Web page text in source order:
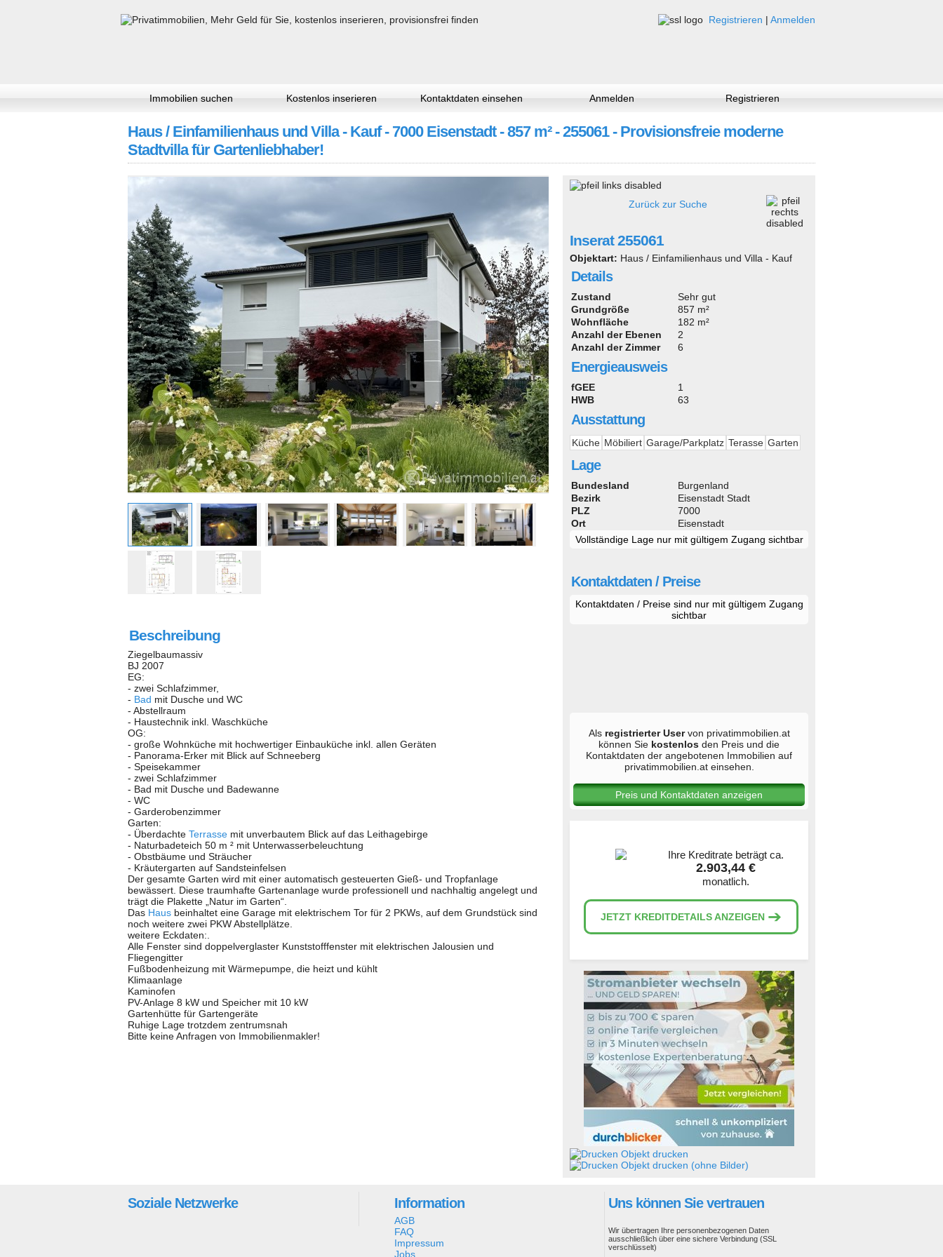
Registrieren | Anmelden
Immobilien suchen Kostenlos inserieren Kontaktdaten einsehen Anmelden Registrieren
Haus / Einfamilienhaus und Villa - Kauf - 7000 Eisenstadt - 857 m² - 255061 - Provisionsfreie moderne
Stadtvilla für Gartenliebhaber!
Beschreibung
Ziegelbaumassiv
BJ 2007
EG:
- zwei Schlafzimmer,
- Bad mit Dusche und WC
- Abstellraum
- Haustechnik inkl. Waschküche
OG:
- große Wohnküche mit hochwertiger Einbauküche inkl. allen Geräten
- Panorama-Erker mit Blick auf Schneeberg
- Speisekammer
- zwei Schlafzimmer
- Bad mit Dusche und Badewanne
- WC
- Garderobenzimmer
Garten:
- Überdachte Terrasse mit unverbautem Blick auf das Leithagebirge
- Naturbadeteich 50 m ² mit Unterwasserbeleuchtung
- Obstbäume und Sträucher
- Kräutergarten auf Sandsteinfelsen
Der gesamte Garten wird mit einer automatisch gesteuerten Gieß- und Tropfanlage
bewässert. Diese traumhafte Gartenanlage wurde professionell und nachhaltig angelegt und
trägt die Plakette „Natur im Garten“.
Das Haus beinhaltet eine Garage mit elektrischem Tor für 2 PKWs, auf dem Grundstück sind
noch weitere zwei PKW Abstellplätze.
weitere Eckdaten:.
Alle Fenster sind doppelverglaster Kunststofffenster mit elektrischen Jalousien und
Fliegengitter
Fußbodenheizung mit Wärmepumpe, die heizt und kühlt
Klimaanlage
Kaminofen
PV-Anlage 8 kW und Speicher mit 10 kW
Gartenhütte für Gartengeräte
Ruhige Lage trotzdem zentrumsnah
Bitte keine Anfragen von Immobilienmakler!
Zurück zur Suche
Inserat 255061
Objektart: Haus / Einfamilienhaus und Villa - Kauf
Details
Zustand
Sehr gut
Grundgröße
857 m²
Wohnfläche
182 m²
Anzahl der Ebenen
2
Anzahl der Zimmer
6
Energieausweis
fGEE
1
HWB
63
Ausstattung
Küche Möbiliert Garage/Parkplatz Terasse Garten
Lage
Bundesland
Burgenland
Bezirk
Eisenstadt Stadt
PLZ
7000
Ort
Eisenstadt
Vollständige Lage nur mit gültigem Zugang sichtbar
Kontaktdaten / Preise
Kontaktdaten / Preise sind nur mit gültigem Zugang
sichtbar
Als registrierter Uservon privatimmobilien.at
können Sie kostenlos den Preis und die
Kontaktdaten der angebotenen Immobilien auf
privatimmobilien.at einsehen.
Preis und Kontaktdaten anzeigen
Ihre Kreditrate beträgt ca.
2.903,44 €
monatlich.
JETZT KREDITDETAILS ANZEIGEN ➔
Objekt drucken
Objekt drucken (ohne Bilder)
Soziale Netzwerke Information
AGB
FAQ
Impressum
Jobs
Uns können Sie vertrauen
Wir übertragen Ihre personenbezogenen Daten
ausschließlich über eine sichere Verbindung (SSL
verschlüsselt)